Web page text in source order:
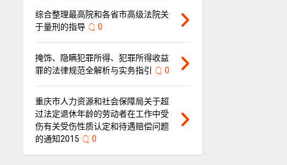
综合整理最高院和各省市高级法院关
于量刑的指导
0
掩饰、隐瞒犯罪所得、犯罪所得收益
罪的法律规范全解析与实务指引
0
重庆市人力资源和社会保障局关于超
过法定退休年龄的劳动者在工作中受
伤有关受伤性质认定和待遇赔偿问题
的通知2015
0